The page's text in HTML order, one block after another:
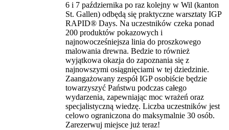
6 i 7 października po raz kolejny w Wil (kanton
St. Gallen) odbędą się praktyczne warsztaty IGP
RAPID® Days. Na uczestników czeka ponad
200 produktów pokazowych i
najnowocześniejsza linia do proszkowego
malowania drewna. Bedzie to również
wyjątkowa okazja do zapoznania się z
najnowszymi osiągnięciami w tej dziedzinie.
Zaangażowany zespół IGP osobiście będzie
towarzyszyć Państwu podczas całego
wydarzenia, zapewniając moc wrażeń oraz
specjalistyczną wiedzę. Liczba uczestników jest
celowo ograniczona do maksymalnie 30 osób.
Zarezerwuj miejsce już teraz!